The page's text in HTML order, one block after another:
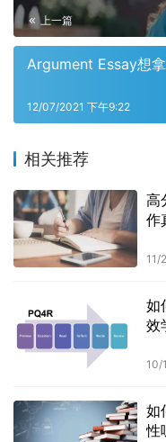
上一篇
Argument Essay想
12/07/2021 下午9:22
相关推荐
高
作
11/
如
效
10/
如
性